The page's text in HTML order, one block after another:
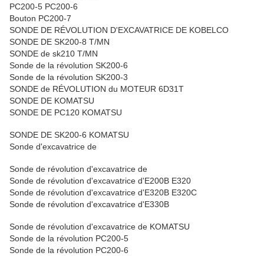
PC200-5 PC200-6
Bouton PC200-7
SONDE DE RÉVOLUTION D'EXCAVATRICE DE KOBELCO
SONDE DE SK200-8 T/MN
SONDE de sk210 T/MN
Sonde de la révolution SK200-6
Sonde de la révolution SK200-3
SONDE de RÉVOLUTION du MOTEUR 6D31T
SONDE DE KOMATSU
SONDE DE PC120 KOMATSU
SONDE DE SK200-6 KOMATSU
Sonde d'excavatrice de
Sonde de révolution d'excavatrice de
Sonde de révolution d'excavatrice d'E200B E320
Sonde de révolution d'excavatrice d'E320B E320C
Sonde de révolution d'excavatrice d'E330B
Sonde de révolution d'excavatrice de KOMATSU
Sonde de la révolution PC200-5
Sonde de la révolution PC200-6